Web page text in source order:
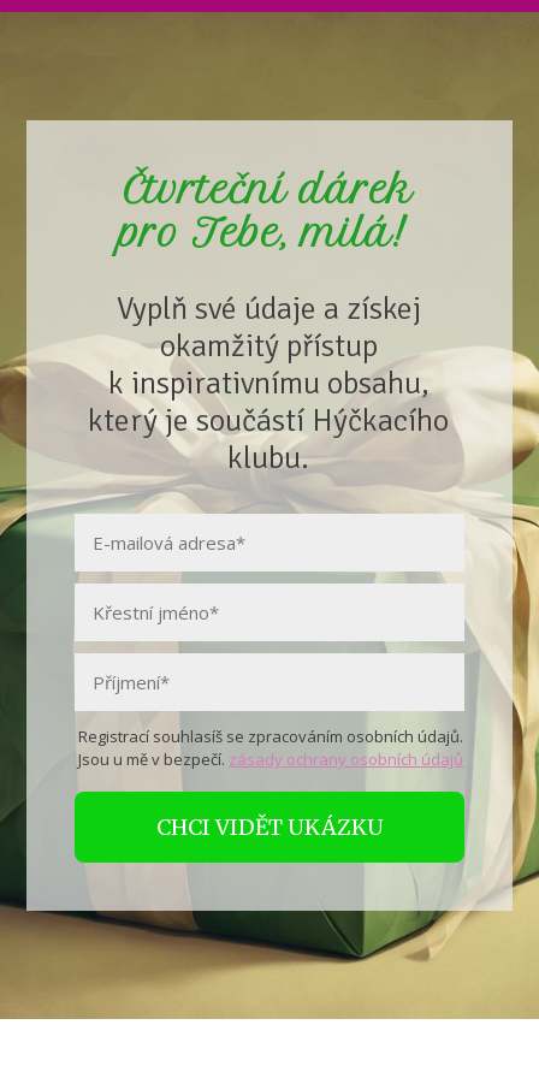
Čtvrteční dárek
pro Tebe, milá!
Vyplň své údaje a získej
okamžitý přístup
k inspirativnímu obsahu,
který je součástí Hýčkacího
klubu.
Registrací souhlasíš se zpracováním osobních údajů.
Jsou u mě v bezpečí. zásady ochrany osobních údajů
CHCI VIDĚT UKÁZKU